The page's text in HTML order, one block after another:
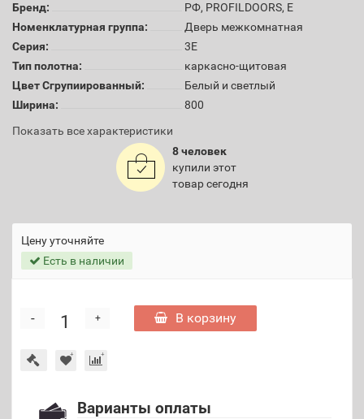
Бренд:
РФ, PROFILDOORS, E
Номенклатурная группа:
Дверь межкомнатная
Серия:
3E
Тип полотна:
каркасно-щитовая
Цвет Сгрупиированный:
Белый и светлый
Ширина:
800
Показать все характеристики
8 человек
купили этот
товар сегодня
Цену уточняйте
Есть в наличии
+
- В корзину
Варианты оплаты